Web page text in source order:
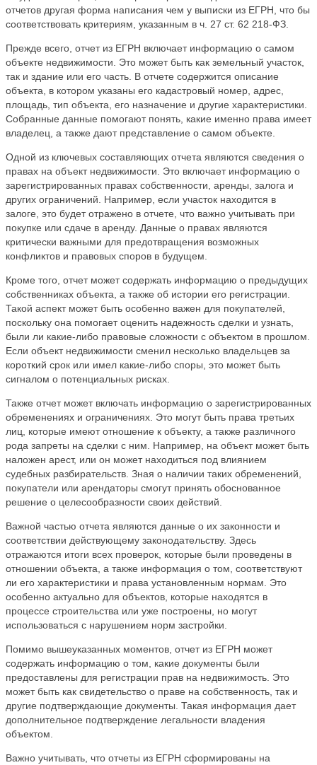
отчетов другая форма написания чем у выписки из ЕГРН, что бы
соответствовать критериям, указанным в ч. 27 ст. 62 218-ФЗ.
Прежде всего, отчет из ЕГРН включает информацию о самом
объекте недвижимости. Это может быть как земельный участок,
так и здание или его часть. В отчете содержится описание
объекта, в котором указаны его кадастровый номер, адрес,
площадь, тип объекта, его назначение и другие характеристики.
Собранные данные помогают понять, какие именно права имеет
владелец, а также дают представление о самом объекте.
Одной из ключевых составляющих отчета являются сведения о
правах на объект недвижимости. Это включает информацию о
зарегистрированных правах собственности, аренды, залога и
других ограничений. Например, если участок находится в
залоге, это будет отражено в отчете, что важно учитывать при
покупке или сдаче в аренду. Данные о правах являются
критически важными для предотвращения возможных
конфликтов и правовых споров в будущем.
Кроме того, отчет может содержать информацию о предыдущих
собственниках объекта, а также об истории его регистрации.
Такой аспект может быть особенно важен для покупателей,
поскольку она помогает оценить надежность сделки и узнать,
были ли какие-либо правовые сложности с объектом в прошлом.
Если объект недвижимости сменил несколько владельцев за
короткий срок или имел какие-либо споры, это может быть
сигналом о потенциальных рисках.
Также отчет может включать информацию о зарегистрированных
обременениях и ограничениях. Это могут быть права третьих
лиц, которые имеют отношение к объекту, а также различного
рода запреты на сделки с ним. Например, на объект может быть
наложен арест, или он может находиться под влиянием
судебных разбирательств. Зная о наличии таких обременений,
покупатели или арендаторы смогут принять обоснованное
решение о целесообразности своих действий.
Важной частью отчета являются данные о их законности и
соответствии действующему законодательству. Здесь
отражаются итоги всех проверок, которые были проведены в
отношении объекта, а также информация о том, соответствуют
ли его характеристики и права установленным нормам. Это
особенно актуально для объектов, которые находятся в
процессе строительства или уже построены, но могут
использоваться с нарушением норм застройки.
Помимо вышеуказанных моментов, отчет из ЕГРН может
содержать информацию о том, какие документы были
предоставлены для регистрации прав на недвижимость. Это
может быть как свидетельство о праве на собственность, так и
другие подтверждающие документы. Такая информация дает
дополнительное подтверждение легальности владения
объектом.
Важно учитывать, что отчеты из ЕГРН сформированы на